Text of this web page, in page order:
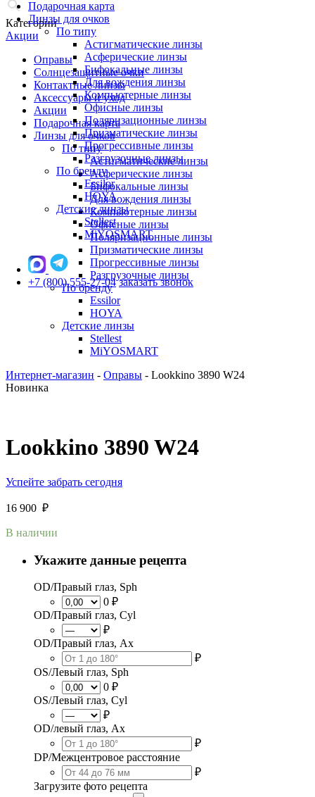
Категории
Акции
Оправы
Солнцезащитные очки
Контактные линзы
Аксессуары и уход
Акции
Подарочная карта
Линзы для очков
По типу
Астигматические линзы
Асферические линзы
Бифокальные линзы
Для вождения линзы
Компьютерные линзы
Офисные линзы
Поляризационные линзы
Призматические линзы
Прогрессивные линзы
Разгрузочные линзы
По бренду
Essilor
HOYA
Детские линзы
Stellest
MiYOSMART
Подарочная карта
Линзы для очков
По типу
Астигматические линзы
Асферические линзы
Бифокальные линзы
Для вождения линзы
Компьютерные линзы
Офисные линзы
Поляризационные линзы
Призматические линзы
Прогрессивные линзы
Разгрузочные линзы
По бренду
Essilor
HOYA
Детские линзы
Stellest
MiYOSMART
+7 (800) 555-27-04 заказать звонок
Интернет-магазин - Оправы - Lookkino 3890 W24
Новинка
Lookkino 3890 W24
Успейте забрать сегодня
16 900 ₽
В наличии
Укажите данные рецепта
OD/Правый глаз, Sph
0 ₽
OD/Правый глаз, Cyl
₽
OD/Правый глаз, Ax
₽
OS/Левый глаз, Sph
0 ₽
OS/Левый глаз, Cyl
₽
OD/левый глаз, Ax
₽
DP/Межцентровое расстояние
₽
Загрузите фото рецепта